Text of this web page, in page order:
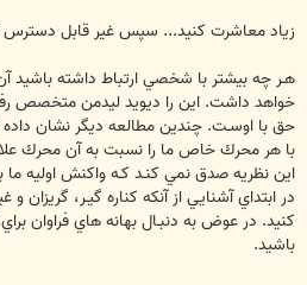
زياد معاشرت كنيد... سپس غير قابل دسترس
هـر چه بيشتر با شخصي ارتباط داشته
خواهد داشت. اين را ديويد ليدمن متخصص
حق با اوسـت. چندين مطالعه ديگر نشان داده
با هر محرك خاص ما را نسبت به آن محرك
اين نظريه صدق نمي كنـد كـه واكنش اوليه ما
در ابتداي آشنايي از آنكه كناره گيـر، گريزان
كنيد. در عوض به دنبـال بهانه هاي فراوان
باشيد.